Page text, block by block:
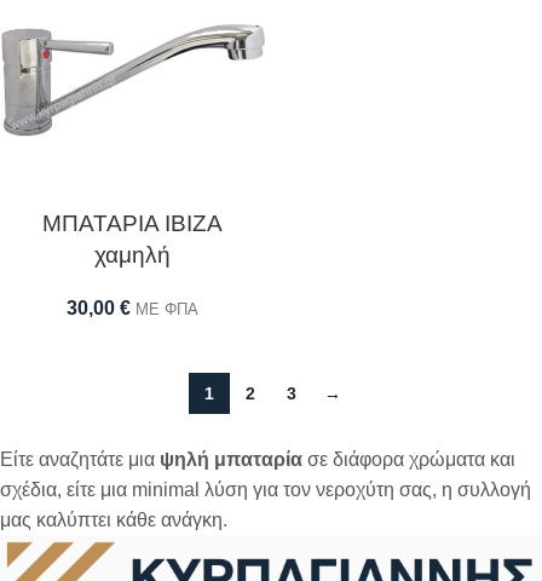
ΜΠΑΤΑΡΙΑ IBIZA
χαμηλή
30,00 € ΜΕ ΦΠΑ
1 2 3 →
Είτε αναζητάτε μια ψηλή μπαταρία σε διάφορα χρώματα και
σχέδια, είτε μια minimal λύση για τον νεροχύτη σας, η συλλογή
μας καλύπτει κάθε ανάγκη.